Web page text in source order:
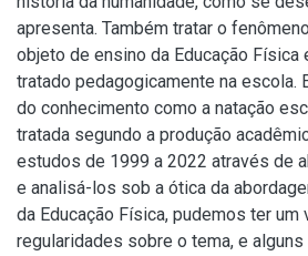
apresenta. Também tratar o
objeto de ensino da Educação Física
tratado pedagogicamente na escola.
do conhecimento como a natação
tratada segundo a produção
estudos de 1999 a 2022 através de
e analisá-los sob a ótica da
da Educação Física, pudemos ter
regularidades sobre o tema, e